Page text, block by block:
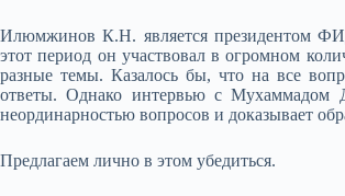
Илюмжинов К.Н. является президентом
этот период он участвовал в огромном
разные темы. Казалось бы, что на все
ответы. Однако интервью с Мухаммадом
неординарностью вопросов и доказывает
Предлагаем лично в этом убедиться.